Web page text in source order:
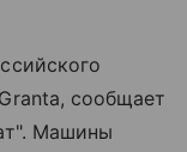
сообщает
Машины